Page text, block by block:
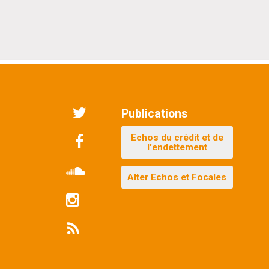
Instagram
Publications
Echos du crédit et de
l'endettement
Alter Echos et Focales